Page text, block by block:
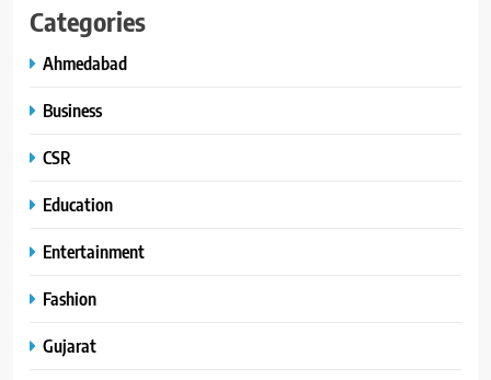
Categories
Ahmedabad
Business
CSR
Education
Entertainment
Fashion
Gujarat